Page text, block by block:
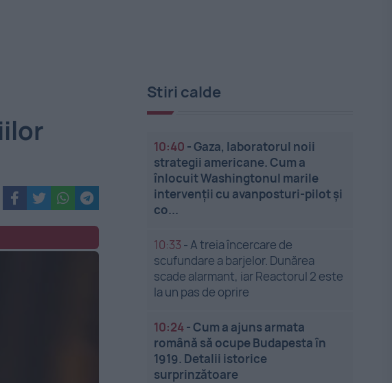
Stiri calde
10:40 -Gaza, laboratorul noii
strategii americane. Cum a
înlocuit Washingtonul marile
intervenții cu avanposturi-pilot și
co...
10:33 -A treia încercare de
scufundare a barjelor. Dunărea
scade alarmant, iar Reactorul 2 este
la un pas de oprire
10:24-Cum a ajuns armata
română să ocupe Budapesta în
1919. Detalii istorice
surprinzătoare